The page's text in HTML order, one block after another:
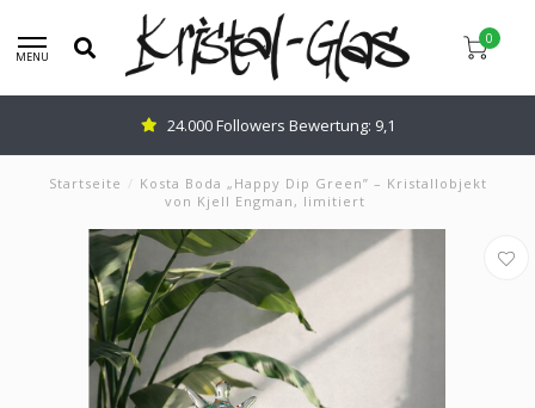
MENU
0
24.000 Followers Bewertung: 9,1
Startseite / Kosta Boda „Happy Dip Green” – Kristallobjekt
von Kjell Engman, limitiert